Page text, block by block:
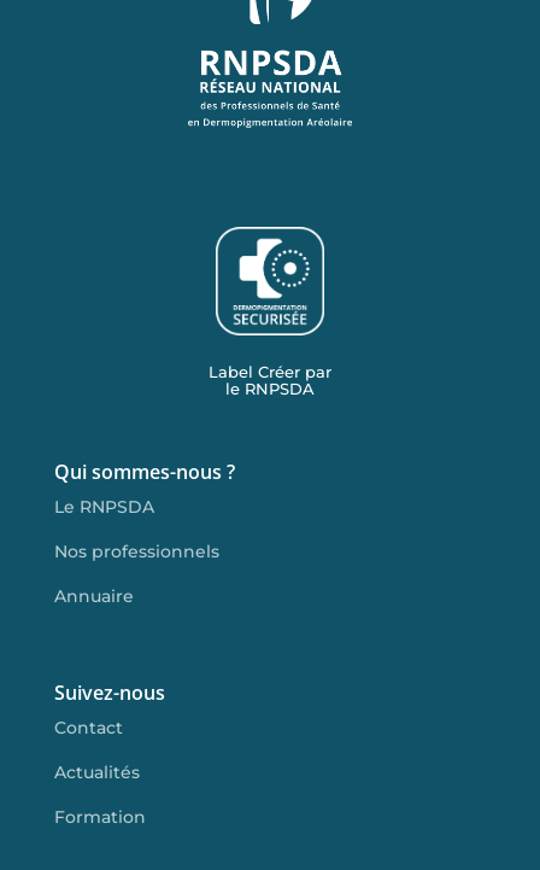
Label Créer par
le RNPSDA
Qui sommes-nous ?
Le RNPSDA
Nos professionnels
Annuaire
Suivez-nous
Contact
Actualités
Formation